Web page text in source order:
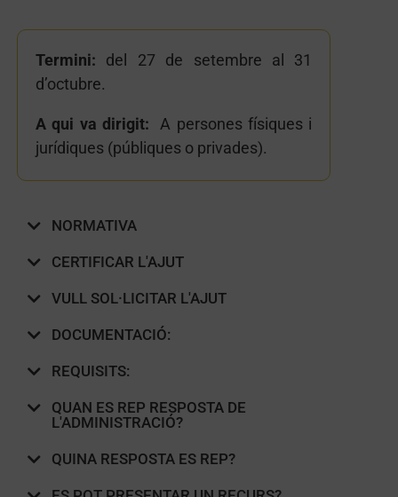
Termini: del 27 de setembre al 31
d’octubre.
A qui va dirigit: A persones físiques i
jurídiques (públiques o privades).
NORMATIVA
CERTIFICAR L'AJUT
VULL SOL·LICITAR L'AJUT
DOCUMENTACIÓ:
REQUISITS:
QUAN ES REP RESPOSTA DE
L'ADMINISTRACIÓ?
QUINA RESPOSTA ES REP?